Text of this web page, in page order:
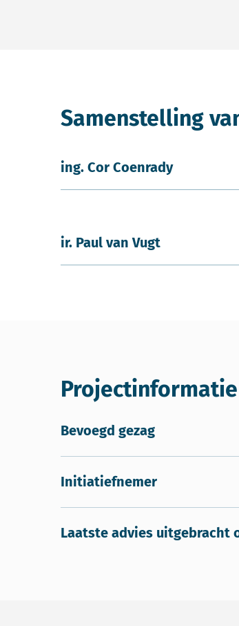
Samenstelling
ing. Cor Coenrady
ir. Paul van Vugt
Projectinformatie
Bevoegd gezag
Initiatiefnemer
Laatste advies uitgebracht